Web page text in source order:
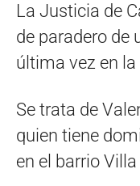
La Justicia de
de paradero de
última vez en
Se trata de
quien tiene
en el barrio